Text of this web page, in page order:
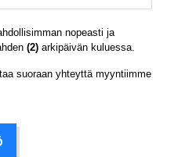
nopeasti ja
(2) arkipäivän kuluessa.
suoraan yhteyttä myyntiimme